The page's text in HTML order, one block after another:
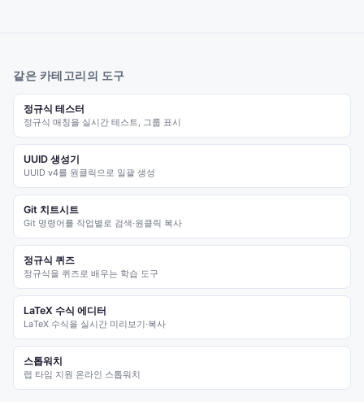
같은 카테고리의 도구
정규식 테스터
정규식 매칭을 실시간 테스트, 그룹 표시
UUID 생성기
UUID v4를 원클릭으로 일괄 생성
Git 치트시트
Git 명령어를 작업별로 검색·원클릭 복사
정규식 퀴즈
정규식을 퀴즈로 배우는 학습 도구
LaTeX 수식 에디터
LaTeX 수식을 실시간 미리보기·복사
스톱워치
랩 타임 지원 온라인 스톱워치